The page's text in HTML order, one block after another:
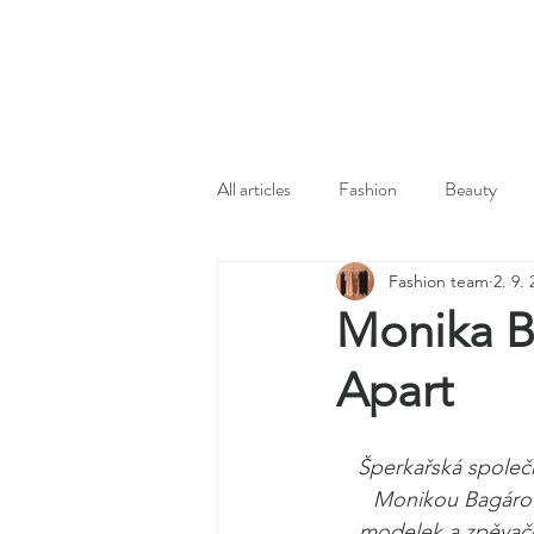
All articles Fashion Beauty
Monika
Apart
Fashion team 2. 9.
Šperkařská
Monikou